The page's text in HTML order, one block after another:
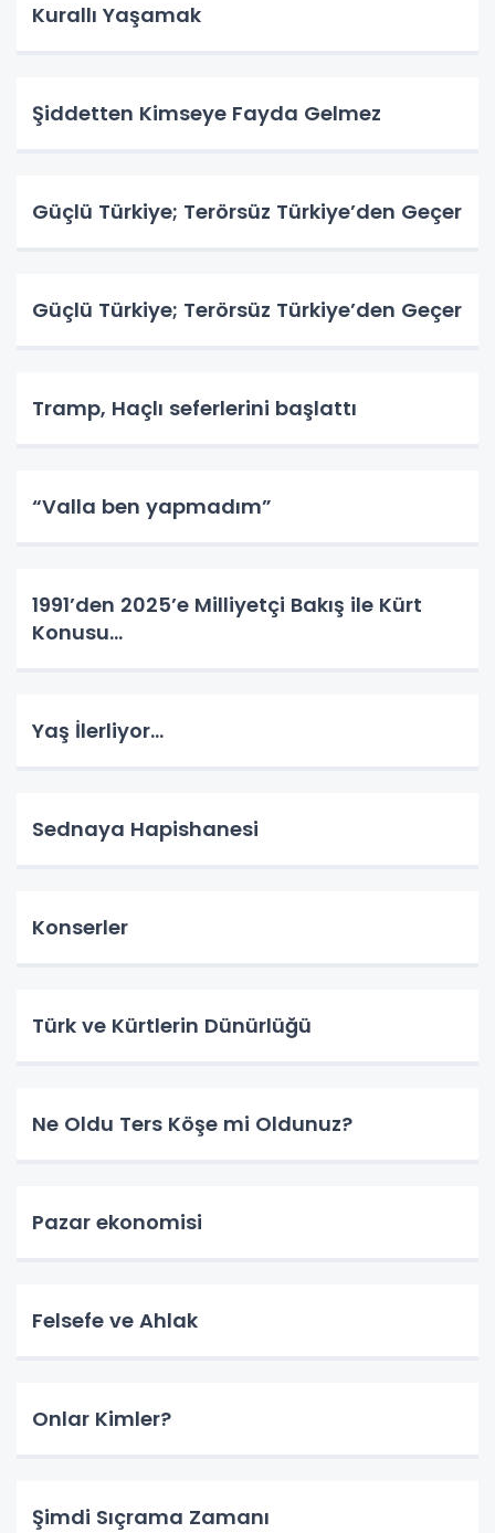
Kurallı Yaşamak
Şiddetten Kimseye Fayda Gelmez
Güçlü Türkiye; Terörsüz Türkiye’den Geçer
Güçlü Türkiye; Terörsüz Türkiye’den Geçer
Tramp, Haçlı seferlerini başlattı
“Valla ben yapmadım”
1991’den 2025’e Milliyetçi Bakış ile Kürt
Konusu…
Yaş İlerliyor…
Sednaya Hapishanesi
Konserler
Türk ve Kürtlerin Dünürlüğü
Ne Oldu Ters Köşe mi Oldunuz?
Pazar ekonomisi
Felsefe ve Ahlak
Onlar Kimler?
Şimdi Sıçrama Zamanı